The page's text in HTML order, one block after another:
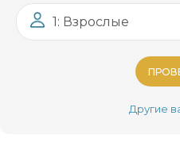
1: Взрослые
Другие